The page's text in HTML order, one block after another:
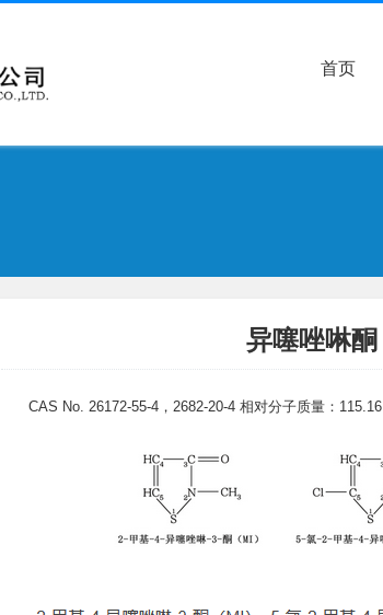
首页
异噻唑啉酮
CAS No. 26172-55-4，2682-20-4 相对分子质量：115.16